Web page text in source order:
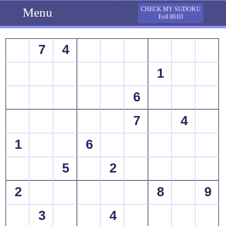
Menu
CHECK MY SUDOKU
Evil 00:03
7
4
1
6
7
4
1
6
5
2
2
8
9
3
4